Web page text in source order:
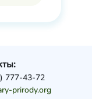
777-43-72
prirody.org